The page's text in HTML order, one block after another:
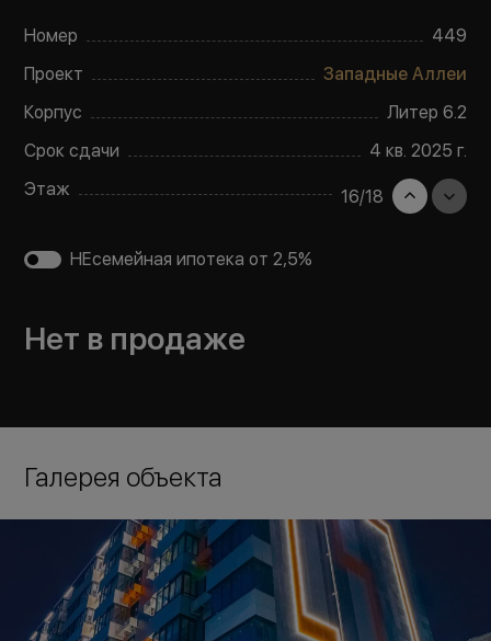
Номер
449
Проект
Западные Аллеи
Корпус
Литер 6.2
Срок сдачи
4 кв. 2025 г.
Этаж
16/18
НЕсемейная ипотека от 2,5%
Нет в продаже
Галерея объекта